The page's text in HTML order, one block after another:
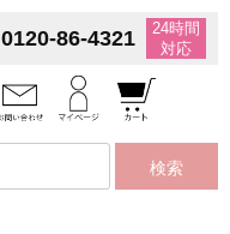
0120-86-4321
24時間
対応
検索